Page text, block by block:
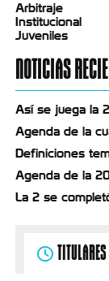
Arbitraje
Institucional
Juveniles
NOTICIAS
Así se juega la
Agenda de la
Definiciones
Agenda de la
La 2 se
TITULARES